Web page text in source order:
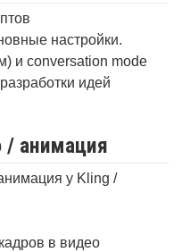
настройки.
и conversation mode
идей
/ анимация
у Kling /
в видео